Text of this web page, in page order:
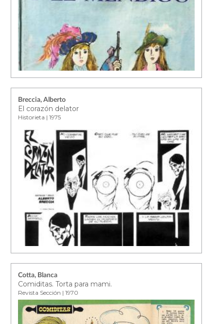
Breccia, Alberto
El corazón delator
Historieta | 1975
Cotta, Blanca
Comiditas. Torta para mami.
Revista Sección | 1970